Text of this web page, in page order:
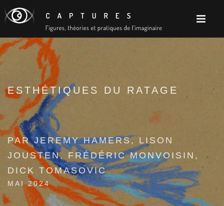
ESTHÉTIQUES DU RATAGE
PAR JEREMY HAMERS, LISON
JOUSTEN, FRÉDÉRIC MONVOISIN,
DICK TOMASOVIC
MAI 2024